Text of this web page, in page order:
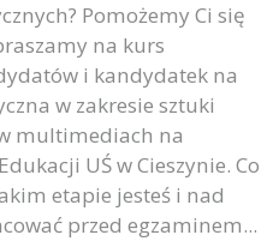
Pomożemy Ci się
na kurs
i kandydatek na
w zakresie sztuki
multimediach na
UŚ w Cieszynie. Co
etapie jesteś i nad
przed egzaminem...